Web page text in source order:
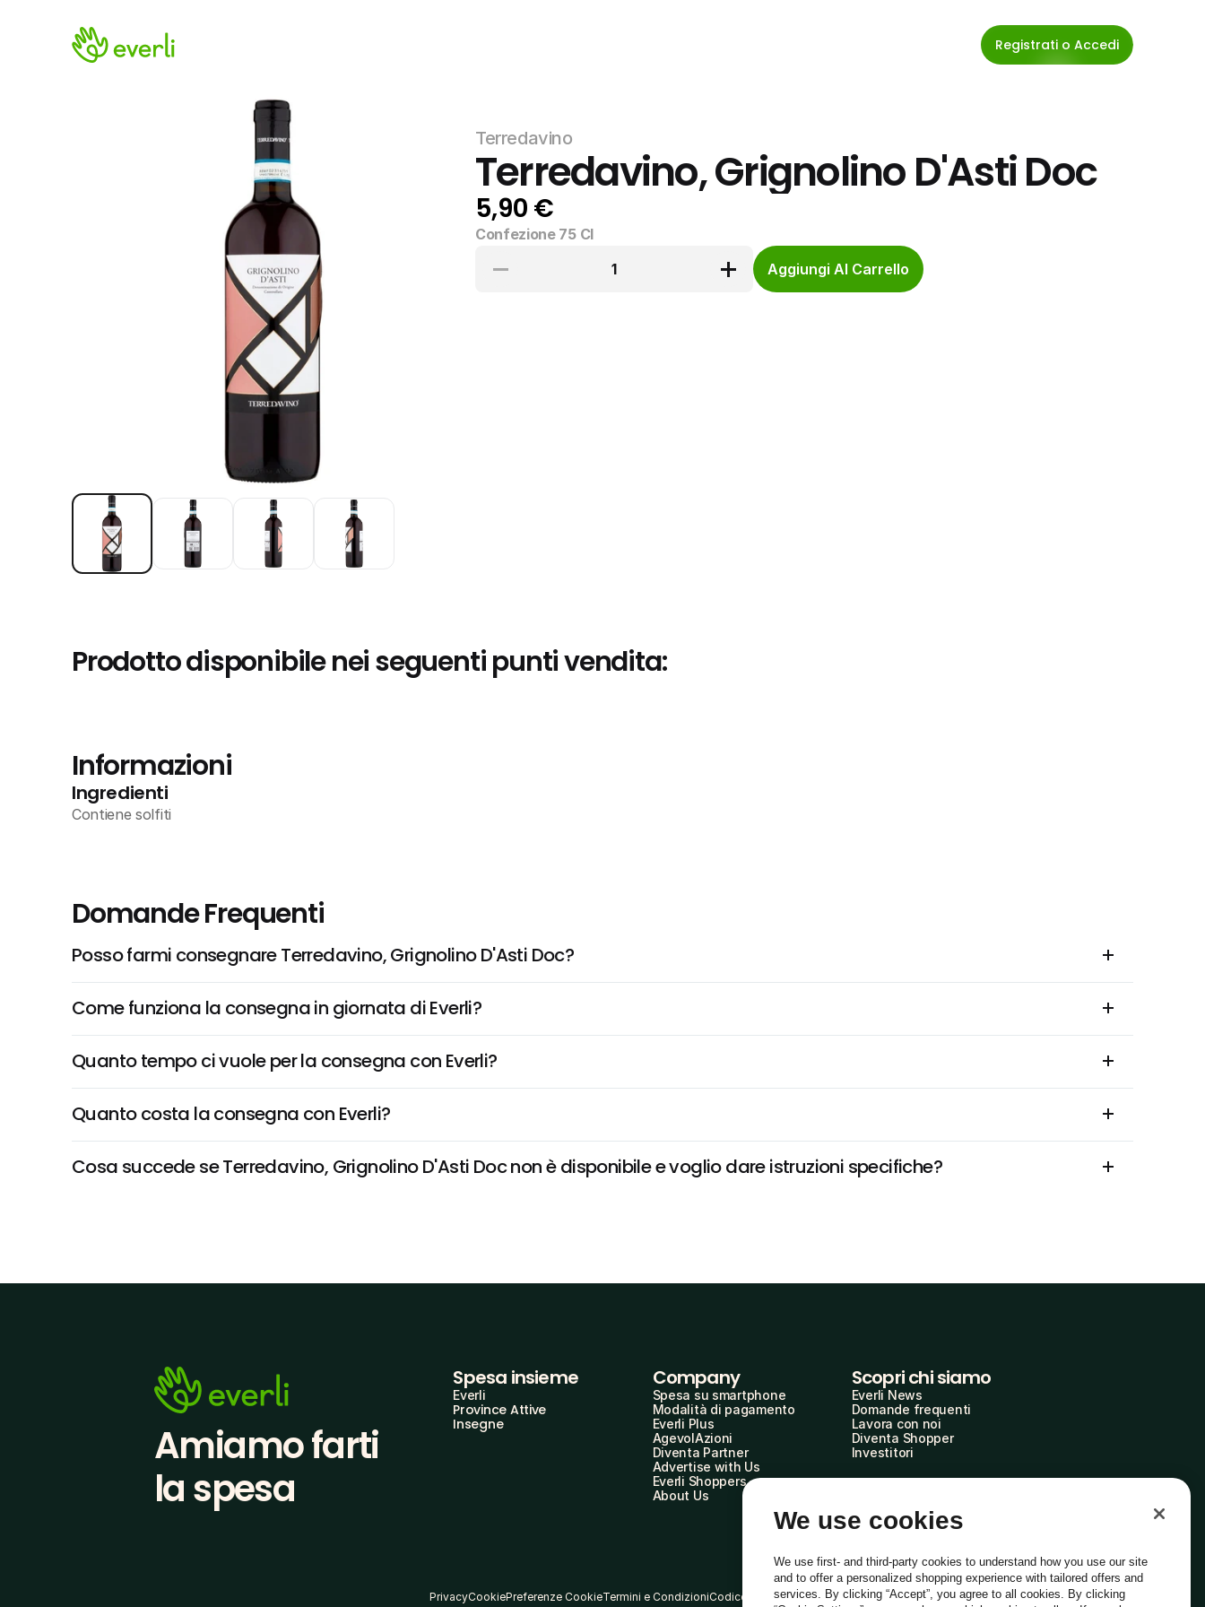
Registrati o Accedi
Terredavino
Terredavino, Grignolino D'Asti Doc
5,90 €
Confezione 75 Cl
1
Aggiungi Al Carrello
Prodotto disponibile nei seguenti punti vendita:
Informazioni
Ingredienti
Contiene solfiti
Domande Frequenti
Posso farmi consegnare Terredavino, Grignolino D'Asti Doc?
Come funziona la consegna in giornata di Everli?
Quanto tempo ci vuole per la consegna con Everli?
Quanto costa la consegna con Everli?
Cosa succede se Terredavino, Grignolino D'Asti Doc non è disponibile e voglio dare istruzioni specifiche?
Amiamo farti
la spesa
Spesa insieme
Everli
Province Attive
Insegne
Company
Spesa su smartphone
Modalità di pagamento
Everli Plus
AgevolAzioni
Diventa Partner
Advertise with Us
Everli Shoppers
About Us
Scopri chi siamo
Everli News
Domande frequenti
Lavora con noi
Diventa Shopper
Investitori
PrivacyCookiePreferenze CookieTermini e CondizioniCodice Etico
We use cookies
We use first- and third-party cookies to understand how you use our site
and to offer a personalized shopping experience with tailored offers and
services. By clicking “Accept”, you agree to all cookies. By clicking